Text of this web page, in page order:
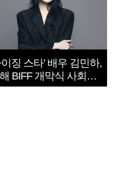
이징 스타’ 배우 김민하,
BIFF 개막식 사회자